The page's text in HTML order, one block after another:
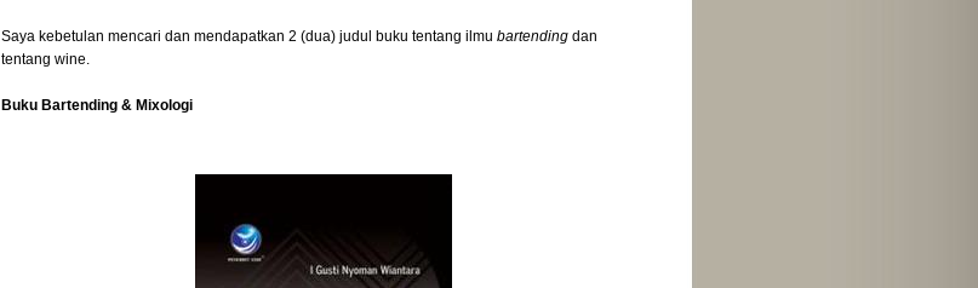
Saya kebetulan mencari dan mendapatkan 2 (dua) judul buku tentang ilmu bartending dan
tentang wine.
Buku Bartending & Mixologi